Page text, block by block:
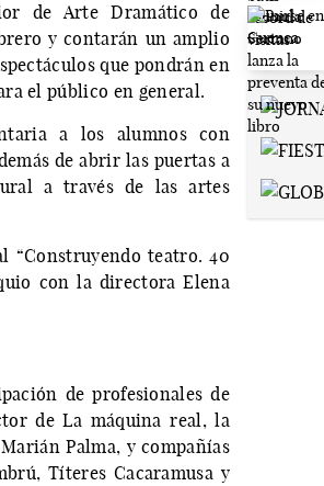
de Arte Dramático de
y contarán un amplio
que pondrán en
el público en general.
a los alumnos con
de abrir las puertas a
a través de las artes
“Construyendo teatro. 40
con la directora Elena
de profesionales de
de La máquina real, la
Palma, y compañías
Títeres Cacaramusa y